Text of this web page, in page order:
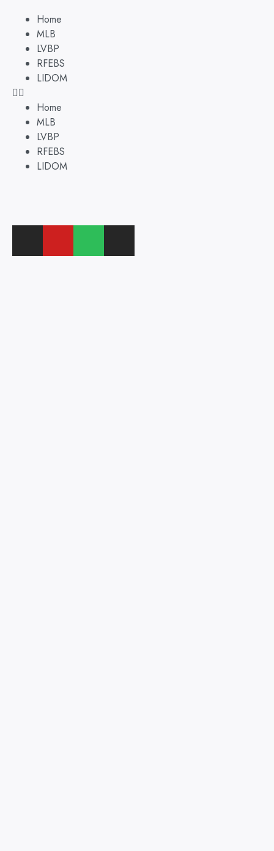
Home
MLB
LVBP
RFEBS
LIDOM
Home
MLB
LVBP
RFEBS
LIDOM